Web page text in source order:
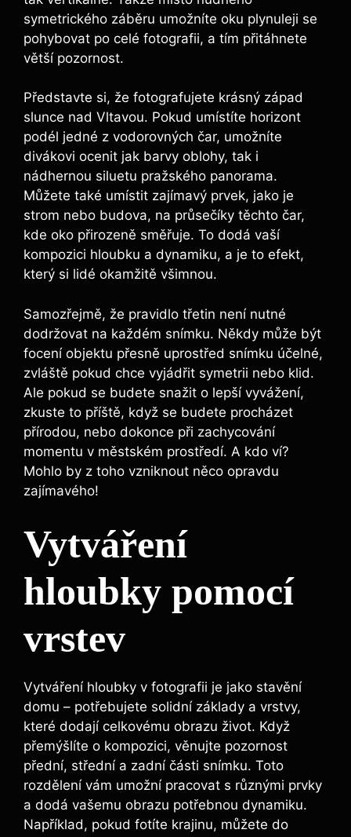
symetrického záběru umožníte oku plynuleji se
pohybovat po celé fotografii, a tím přitáhnete
větší pozornost.
Představte si, že fotografujete krásný západ
slunce nad Vltavou. Pokud umístíte horizont
podél jedné z vodorovných čar, umožníte
divákovi ocenit jak barvy oblohy, tak i
nádhernou siluetu pražského panorama.
Můžete také umístit zajímavý prvek, jako je
strom nebo budova, na průsečíky těchto čar,
kde oko přirozeně směřuje. To dodá vaší
kompozici hloubku a dynamiku, a je to efekt,
který si lidé okamžitě všimnou.
Samozřejmě, že pravidlo třetin není nutné
dodržovat na každém snímku. Někdy může být
focení objektu přesně uprostřed snímku účelné,
zvláště pokud chce vyjádřit symetrii nebo klid.
Ale pokud se budete snažit o lepší vyvážení,
zkuste to příště, když se budete procházet
přírodou, nebo dokonce při zachycování
momentu v městském prostředí. A kdo ví?
Mohlo by z toho vzniknout něco opravdu
zajímavého!
Vytváření
hloubky pomocí
vrstev
Vytváření hloubky v fotografii je jako stavění
domu – potřebujete solidní základy a vrstvy,
které dodají celkovému obrazu život. Když
přemýšlíte o kompozici, věnujte pozornost
přední, střední a zadní části snímku. Toto
rozdělení vám umožní pracovat s různými prvky
a dodá vašemu obrazu potřebnou dynamiku.
Například, pokud fotíte krajinu, můžete do